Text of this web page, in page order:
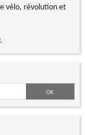
vélo, révolution et
.